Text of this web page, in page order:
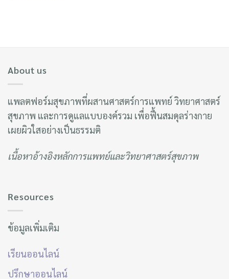
About us
แพลตฟอร์มสุขภาพที่ผสานศาสตร์การแพทย์ วิทยาศาสตร์
สุขภาพ และการดูแลแบบองค์รวม เพื่อฟื้นสมดุลร่างกาย
เผยผิวใสอย่างเป็นธรรมติ
เนื้อหาอ้างอิงหลักการแพทย์และวิทยาศาสตร์สุขภาพ
Resources
ข้อมูลเพิ่มเติม
เรียนออนไลน์
ปรึกษาออนไลน์